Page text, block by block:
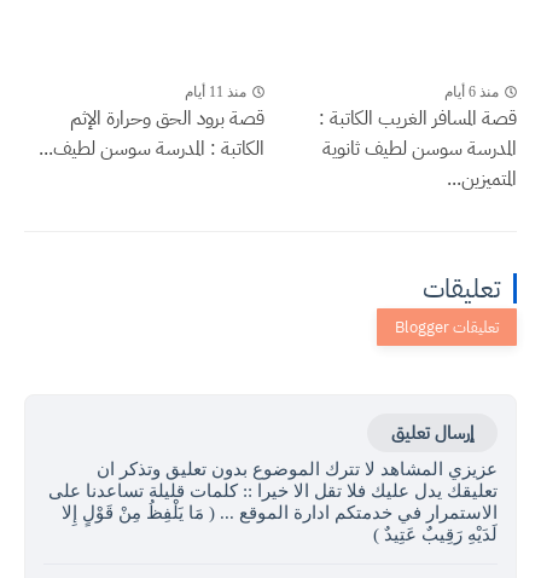
منذ 6 أيام
قصة المسافر الغريب الكاتبة :
المدرسة سوسن لطيف ثانوية
المتميزين...
منذ 11 أيام
قصة برود الحق وحرارة الإثم
الكاتبة : المدرسة سوسن لطيف...
تعليقات
إرسال تعليق
عزيزي المشاهد لا تترك الموضوع بدون تعليق وتذكر ان
تعليقك يدل عليك فلا تقل الا خيرا :: كلمات قليلة تساعدنا على
الاستمرار في خدمتكم ادارة الموقع ... ( مَا يَلْفِظُ مِنْ قَوْلٍ إِلا
لَدَيْهِ رَقِيبٌ عَتِيدٌ )